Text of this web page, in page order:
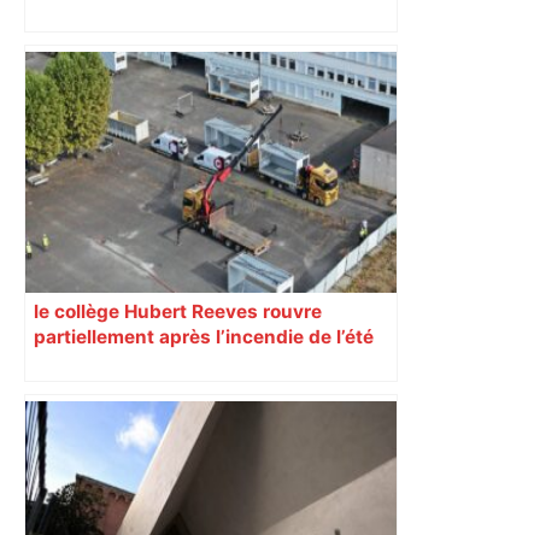
le collège Hubert Reeves rouvre
partiellement après l’incendie de l’été